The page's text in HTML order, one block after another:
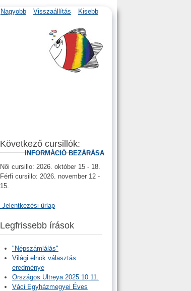
Nagyobb Visszaállítás Kisebb
INFORMÁCIÓ BEZÁRÁSA
Következő cursillók:
Női cursillo: 2026. október 15 - 18.
Férfi cursillo: 2026. november 12 -
15.
Jelentkezési űrlap
Legfrissebb írások
"Népszámlálás"
Világi elnök választás
eredménye
Országos Ultreya 2025.10.11.
Váci Egyházmegyei Éves